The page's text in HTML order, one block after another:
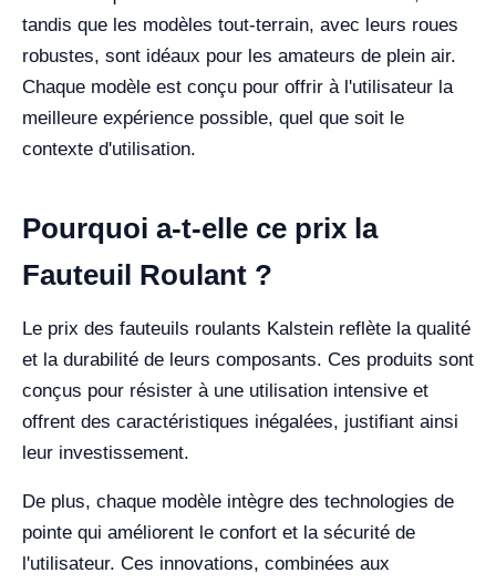
tandis que les modèles tout-terrain, avec leurs roues
robustes, sont idéaux pour les amateurs de plein air.
Chaque modèle est conçu pour offrir à l'utilisateur la
meilleure expérience possible, quel que soit le
contexte d'utilisation.
Pourquoi a-t-elle ce prix la
Fauteuil Roulant ?
Le prix des fauteuils roulants Kalstein reflète la qualité
et la durabilité de leurs composants. Ces produits sont
conçus pour résister à une utilisation intensive et
offrent des caractéristiques inégalées, justifiant ainsi
leur investissement.
De plus, chaque modèle intègre des technologies de
pointe qui améliorent le confort et la sécurité de
l'utilisateur. Ces innovations, combinées aux